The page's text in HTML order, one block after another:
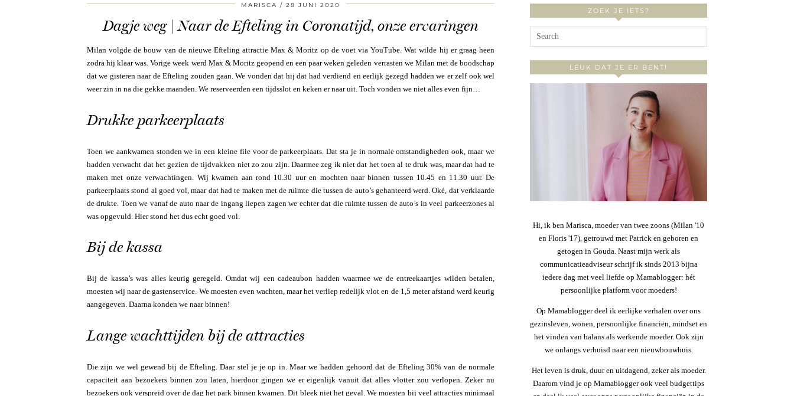
MARISCA 28 JUNI 2020
Dagje weg | Naar de Efteling in Coronatijd, onze ervaringen
Milan volgde de bouw van de nieuwe Efteling attractie Max & Moritz op de voet via YouTube. Wat wilde hij er graag heen
zodra hij klaar was. Vorige week werd Max & Moritz geopend en een paar weken geleden verrasten we Milan met de boodschap
dat we gisteren naar de Efteling zouden gaan. We vonden dat hij dat had verdiend en eerlijk gezegd hadden we er zelf ook wel
weer zin in na die gekke maanden. We reserveerden een tijdsslot en keken er naar uit. Toch vonden we niet alles even fijn…
Drukke parkeerplaats
Toen we aankwamen stonden we in een kleine file voor de parkeerplaats. Dat sta je in normale omstandigheden ook, maar we
hadden verwacht dat het gezien de tijdvakken niet zo zou zijn. Daarmee zeg ik niet dat het toen al te druk was, maar dat had te
maken met onze verwachtingen. Wij kwamen aan rond 10.30 uur en mochten naar binnen tussen 10.45 en 11.30 uur. De
parkeerplaats stond al goed vol, maar dat had te maken met de ruimte die tussen de auto’s gehanteerd werd. Oké, dat verklaarde
de drukte. Toen we vanaf de auto naar de ingang liepen zagen we echter dat die ruimte tussen de auto’s in veel parkeerzones al
was opgevuld. Hier stond het dus echt goed vol.
Bij de kassa
Bij de kassa’s was alles keurig geregeld. Omdat wij een cadeaubon hadden waarmee we de entreekaartjes wilden betalen,
moesten wij naar de gastenservice. We moesten even wachten, maar het verliep redelijk vlot en de 1,5 meter afstand werd keurig
aangegeven. Daarna konden we naar binnen!
Lange wachttijden bij de attracties
Die zijn we wel gewend bij de Efteling. Daar stel je je op in. Maar we hadden gehoord dat de Efteling 30% van de normale
capaciteit aan bezoekers binnen zou laten, hierdoor gingen we er eigenlijk vanuit dat alles vlotter zou verlopen. Zeker nu
bezoekers ook verspreid over de dag het park binnen kwamen. Dit bleek niet het geval. We moesten bij veel attracties minimaal
ZOEK JE IETS?
LEUK DAT JE ER BENT!
Hi, ik ben Marisca, moeder van twee zoons (Milan '10
en Floris '17), getrouwd met Patrick en geboren en
getogen in Gouda. Naast mijn werk als
communicatieadviseur schrijf ik sinds 2013 bijna
iedere dag met veel liefde op Mamablogger: hét
persoonlijke platform voor moeders!
Op Mamablogger deel ik eerlijke verhalen over ons
gezinsleven, wonen, persoonlijke financiën, mindset en
het vinden van balans als werkende moeder. Ook zijn
we onlangs verhuisd naar een nieuwbouwhuis.
Het leven is druk, duur en uitdagend, zeker als moeder.
Daarom vind je op Mamablogger ook veel budgettips